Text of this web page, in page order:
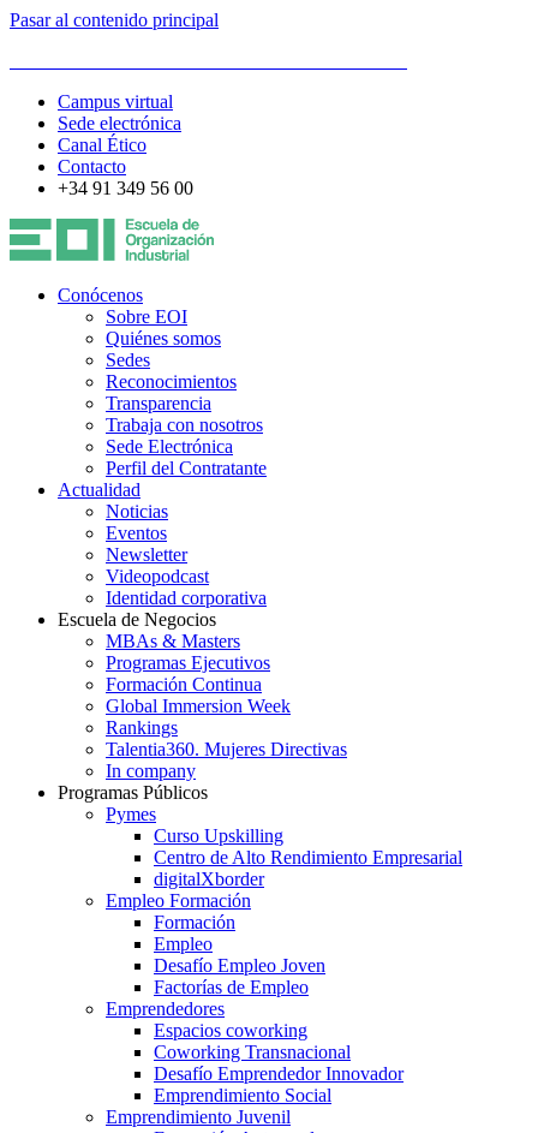
Pasar al contenido principal
Campus virtual
Sede electrónica
Canal Ético
Contacto
+34 91 349 56 00
Conócenos
Sobre EOI
Quiénes somos
Sedes
Reconocimientos
Transparencia
Trabaja con nosotros
Sede Electrónica
Perfil del Contratante
Actualidad
Noticias
Eventos
Newsletter
Videopodcast
Identidad corporativa
Escuela de Negocios
MBAs & Masters
Programas Ejecutivos
Formación Continua
Global Immersion Week
Rankings
Talentia360. Mujeres Directivas
In company
Programas Públicos
Pymes
Curso Upskilling
Centro de Alto Rendimiento Empresarial
digitalXborder
Empleo Formación
Formación
Empleo
Desafío Empleo Joven
Factorías de Empleo
Emprendedores
Espacios coworking
Coworking Transnacional
Desafío Emprendedor Innovador
Emprendimiento Social
Emprendimiento Juvenil